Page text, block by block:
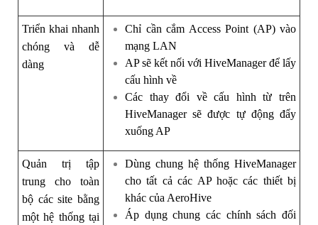
Triển khai nhanh
chóng và dễ
dàng
Chỉ cần cắm Access Point (AP) vào
mạng LAN
AP sẽ kết nối với HiveManager để lấy
cấu hình về
Các thay đổi về cấu hình từ trên
HiveManager sẽ được tự động đẩy
xuống AP
Quản trị tập
trung cho toàn
bộ các site bằng
một hệ thống tại
Dùng chung hệ thống HiveManager
cho tất cả các AP hoặc các thiết bị
khác của AeroHive
Áp dụng chung các chính sách đối